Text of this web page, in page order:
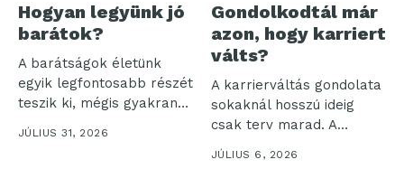
Hogyan legyünk jó
barátok?
A barátságok életünk
egyik legfontosabb részét
teszik ki, mégis gyakran
háttérbe szorulnak...
JÚLIUS 31, 2026
Gondolkodtál már
azon, hogy karriert
válts?
A karrierváltás gondolata
sokaknál hosszú ideig
csak terv marad. A
bizonytalanság érthető,...
JÚLIUS 6, 2026